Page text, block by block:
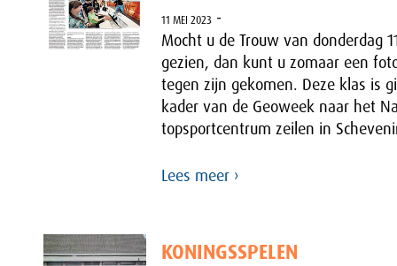
11 MEI 2023 -
Mocht u de Trouw van donderdag
gezien, dan kunt u zomaar een
tegen zijn gekomen. Deze klas is
kader van de Geoweek naar het
topsportcentrum zeilen in
Lees meer ›
KONINGSSPELEN